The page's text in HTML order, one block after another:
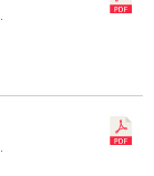
SPORTIVES
SPORTIVES